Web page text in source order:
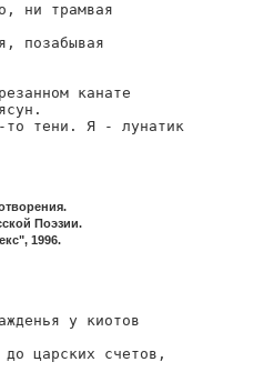
ни трамвая
позабывая
канате
тени. Я - лунатик
Поэзии.
1996.
у киотов
царских счетов,